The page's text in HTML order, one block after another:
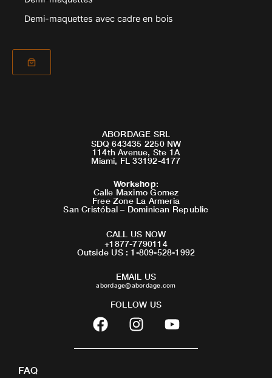
Demi-maquettes avec cadre en bois
ABORDAGE SRL
SDQ 643435 2250 NW
114th Avenue, Ste 1A
Miami, FL 33192-4177
Workshop:
Calle Maximo Gomez
Free Zone La Armeria
San Cristóbal – Dominican Republic
CALL US NOW
+1877-7790114
Outside US : 1-809-528-1992
EMAIL US
abordage@abordage.com
FOLLOW US
F
a
c
I
n
s
Y
o
u
FAQ